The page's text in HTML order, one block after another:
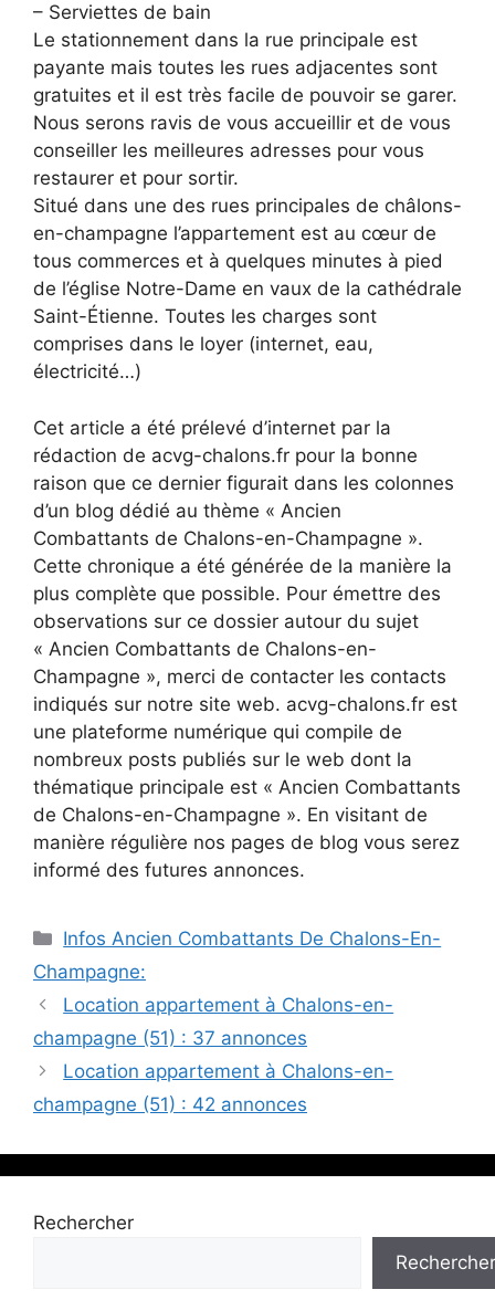
– Serviettes de bain
Le stationnement dans la rue principale est
payante mais toutes les rues adjacentes sont
gratuites et il est très facile de pouvoir se garer.
Nous serons ravis de vous accueillir et de vous
conseiller les meilleures adresses pour vous
restaurer et pour sortir.
Situé dans une des rues principales de châlons-
en-champagne l’appartement est au cœur de
tous commerces et à quelques minutes à pied
de l’église Notre-Dame en vaux de la cathédrale
Saint-Étienne. Toutes les charges sont
comprises dans le loyer (internet, eau,
électricité…)
Cet article a été prélevé d’internet par la
rédaction de acvg-chalons.fr pour la bonne
raison que ce dernier figurait dans les colonnes
d’un blog dédié au thème « Ancien
Combattants de Chalons-en-Champagne ».
Cette chronique a été générée de la manière la
plus complète que possible. Pour émettre des
observations sur ce dossier autour du sujet
« Ancien Combattants de Chalons-en-
Champagne », merci de contacter les contacts
indiqués sur notre site web. acvg-chalons.fr est
une plateforme numérique qui compile de
nombreux posts publiés sur le web dont la
thématique principale est « Ancien Combattants
de Chalons-en-Champagne ». En visitant de
manière régulière nos pages de blog vous serez
informé des futures annonces.
Catégories
Infos Ancien Combattants De Chalons-En-
Champagne:
Location appartement à Chalons-en-
champagne (51) : 37 annonces
Location appartement à Chalons-en-
champagne (51) : 42 annonces
Rechercher
Rechercher